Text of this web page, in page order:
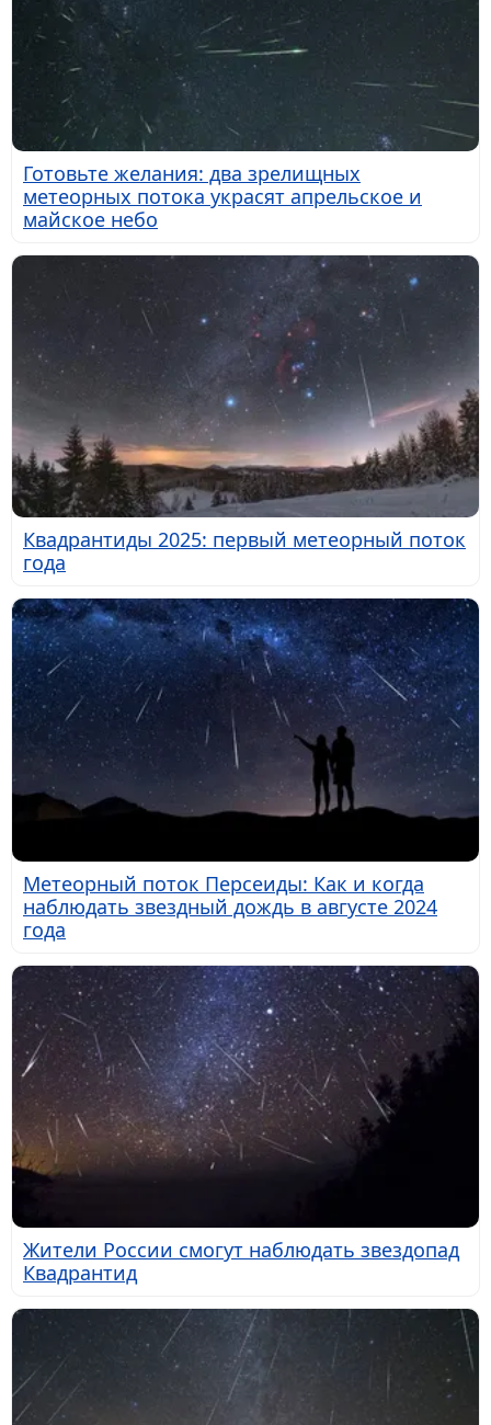
Готовьте желания: два зрелищных
метеорных потока украсят апрельское и
майское небо
Квадрантиды 2025: первый метеорный поток
года
Метеорный поток Персеиды: Как и когда
наблюдать звездный дождь в августе 2024
года
Жители России смогут наблюдать звездопад
Квадрантид